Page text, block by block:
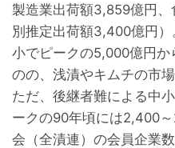
製造業出荷額3,859億円
別推定出荷額3,400億円
小でピークの5,000億円か
のの、浅漬やキムチの市
ただ、後継者難による中
ークの90年頃には2,400
会（全漬連）の会員企業